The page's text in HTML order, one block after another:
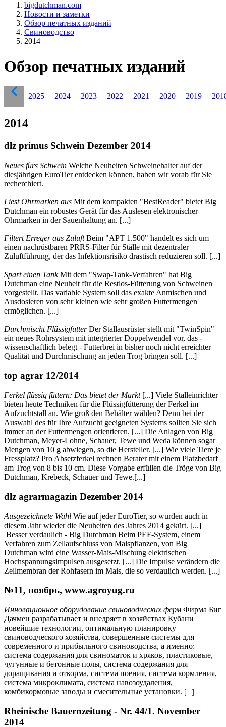
bigdutchman.com
Новости и заметки
Обзор печатных изданий
Свиноводство
2014
Обзор печатных изданий
2025 2024 2023 2022 2021 2020 2019
2014
dlz primus Schwein Dezember 2014
Neues fürs Schwein Welche Neuheiten Schweinehalter auf der
diesjährigen EuroTier entdecken können, haben wir vorab für Sie
recherchiert.
Liest Ohrmarken aus Mit dem kompakten "BestReader" bietet Big
Dutchman ein robustes Gerät für das Auslesen elektronischer
Ohrmarken in der Sauenhaltung an. [...]
Filtert Erreger aus ZuluftBeim "APT 1.500" handelt es sich um
einen nachrüstbaren PRRS-Filter für Ställe mit dezentraler
Zuluftführung, der das Infektionsrisiko drastisch reduzieren soll. [...]
Spart einen TankMit dem "Swap-Tank-Verfahren" hat Big
Dutchman eine Neuheit für die Restlos-Fütterung von Schweinen
vorgestellt. Das variable System soll das exakte Anmischen und
Ausdosieren von sehr kleinen wie sehr großen Futtermengen
ermöglichen. [...]
Durchmischt FlüssigfutterDer Stallausrüster stellt mit "TwinSpin"
ein neues Rohrsystem mit integrierter Doppelwendel vor, das -
wissenschaftlich belegt - Futterbrei in bisher noch nicht erreichter
Qualität und Durchmischung an jeden Trog bringen soll. [...]
top agrar 12/2014
Ferkel flüssig füttern: Das bietet der Markt[...] Viele Stalleinrichter
bieten heute Techniken für die Flüssigfütterung der Ferkel im
Aufzuchtstall an. Wie groß den Behälter wählen? Denn bei der
Auswahl des für Ihre Aufzucht geeigneten Systems sollten Sie sich
immer an der Futtermengen orientieren. [...] Die Anlagen von Big
Dutchman, Meyer-Lohne, Schauer, Tewe und Weda können sogar
Mengen von 10 g abwiegen, so die Hersteller. [...] Wie viele Tiere je
Fressplatz? Pro Absetzferkel rechnen Berater mit einem Platzbedarf
am Trog von 8 bis 10 cm. Diese Vorgabe erfüllen die Tröge von Big
Dutchman, Krebeck, Schauer und Tewe.[...]
dlz agrarmagazin Dezember 2014
Ausgezeichnete Wahl Wie auf jeder EuroTier, so wurden auch in
diesem Jahr wieder die Neuheiten des Jahres 2014 gekürt. [...]
Besser verdaulich - Big Dutchman Beim PEF-System, einem
Verfahren zum Zellaufschluss von Maispflanzen, von Big
Dutchman wird eine Wasser-Mais-Mischung elektrischen
Hochspannungsimpulsen ausgesetzt. [...] Die Impulse verändern die
Zellmembran der Rohfasern im Mais, die so verdaulich werden. [...]
№11, ноябрь, www.agroyug.ru
Инновационное оборудование свиноводческих ферм Фирма Биг
Дачмен разрабатывает и внедряет в хозяйствах Кубани
новейшие технологии, оптимальную планировку
свиноводческого хозяйства, совершенные системы для
современного и прибыльного свиноводства, а именно:
система содержания для свиноматок и хряков, пластиковые,
чугунные и бетонные полы, система содержания для
доращивания и откорма, система поения, система кормления,
система микроклимата, система навозоудаления,
комбикормовые заводы и смесительные установки. [...]
Rheinische Bauernzeitung - Nr. 44/1. November
2014